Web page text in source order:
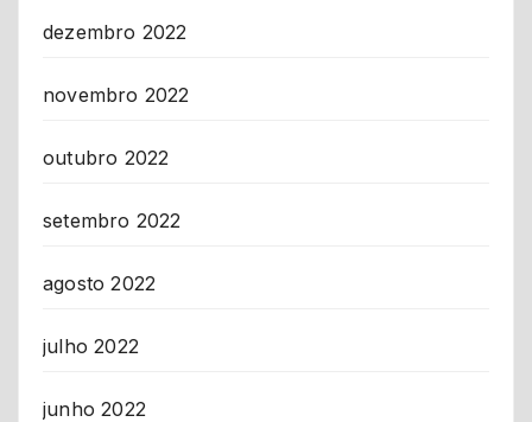
dezembro 2022
novembro 2022
outubro 2022
setembro 2022
agosto 2022
julho 2022
junho 2022